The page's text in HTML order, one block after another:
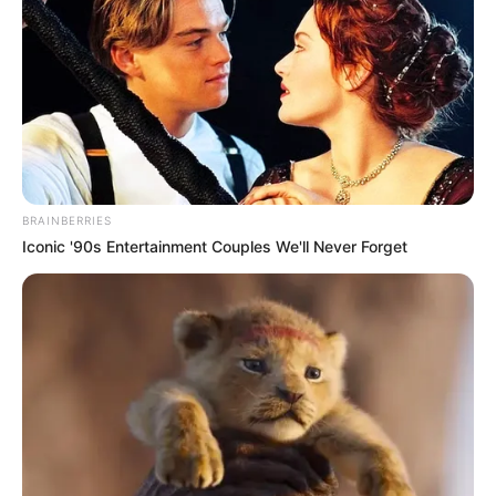
bySzerző • June 4, 2026
BRAINBERRIES
Iconic '90s Entertainment Couples We'll Never Forget